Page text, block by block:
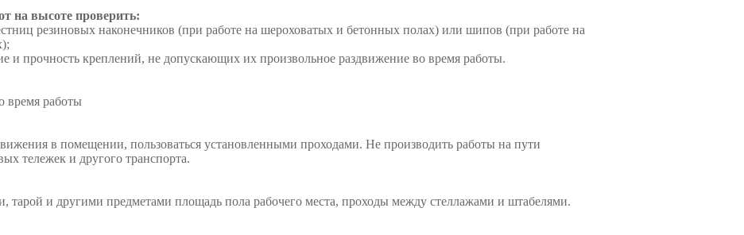
на высоте проверить:
резиновых наконечников (при работе на шероховатых и бетонных полах) или шипов (при работе на
и прочность креплений, не допускающих их произвольное раздвижение во время работы.
время работы
в помещении, пользоваться установленными проходами. Не производить работы на пути
тележек и другого транспорта.
тарой и другими предметами площадь пола рабочего места, проходы между стеллажами и штабелями.